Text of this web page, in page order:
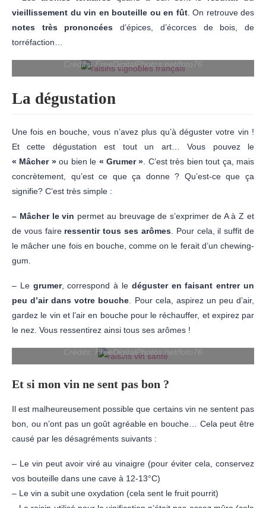
vieillissement du vin en bouteille ou en fût. On retrouve des
notes très prononcées d’épices, d’écorces de bois, de
torréfaction…
Crédits: FreeDigitalPhotos.net/foto76
La dégustation
Une fois en bouche, vous n’avez plus qu’à déguster votre vin !
Et cette dégustation est tout un art… Vous pouvez le
« Mâcher »ou bien le « Grumer » . C’est très bien tout ça, mais
concrètement, qu’est ce que ça donne ? Qu’est-ce que ça
signifie? C’est très simple :
– Mâcher le vin permet au breuvage de s’exprimer de A à Z et
de vous faireressentir tous ses arômes. Pour cela, il suffit de
le mâcher une fois en bouche, comme on le ferait d’un chewing-
gum.
– Le grumer, correspond à le déguster en faisant entrer un
peu d’air dans votre bouche . Pour cela, aspirez un peu d’air,
gardez le vin et l’air en bouche pour le réchauffer, et expirez par
le nez. Vous ressentirez ainsi tous ses arômes !
Crédits: FreeDigitalPhotos.net/foto76
Et si mon vin ne sent pas bon ?
Il est malheureusement possible que certains vin ne sentent pas
bon, ou n’ont pas un goût agréable en bouche… Cela peut être
causé par les désagréments suivants :
– Le vin peut avoir viré au vinaigre (pour éviter cela, conservez
vos bouteille dans une cave à 12-13°C)
– Le vin a subit une oxydation (cela sent le fruit pourrit)